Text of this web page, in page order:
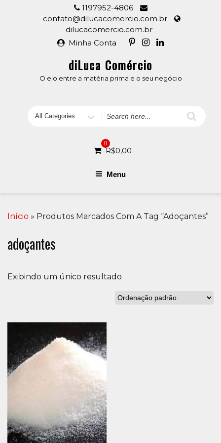
1197952-4806
contato@dilucacomercio.com.br
dilucacomercio.com.br
Minha Conta
diLuca Comércio
O elo entre a matéria prima e o seu negócio
Search
0
R$0,00
Menu
Início » Produtos Marcados Com A Tag “adoçantes”
adoçantes
Exibindo um único resultado